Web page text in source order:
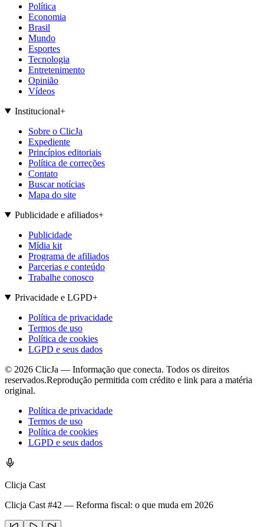
Política
Economia
Brasil
Mundo
Esportes
Tecnologia
Entretenimento
Opinião
Vídeos
Institucional+
Sobre o ClicJa
Expediente
Princípios editoriais
Política de correções
Contato
Buscar notícias
Mapa do site
Publicidade e afiliados+
Publicidade
Mídia kit
Programa de afiliados
Parcerias e conteúdo
Trabalhe conosco
Privacidade e LGPD+
Política de privacidade
Termos de uso
Política de cookies
LGPD e seus dados
© 2026 ClicJa — Informação que conecta. Todos os direitos
reservados.Reprodução permitida com crédito e link para a matéria
original.
Política de privacidade
Termos de uso
Política de cookies
LGPD e seus dados
Clicja Cast
Clicja Cast #42 — Reforma fiscal: o que muda em 2026